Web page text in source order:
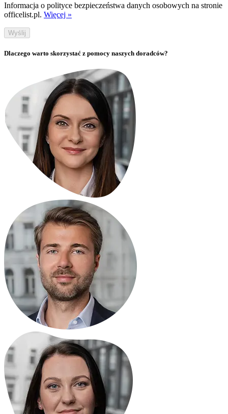
Informacja o polityce bezpieczeństwa danych osobowych na stronie
officelist.pl. Więcej »
Wyślij
Dlaczego warto skorzystać z pomocy naszych doradców?